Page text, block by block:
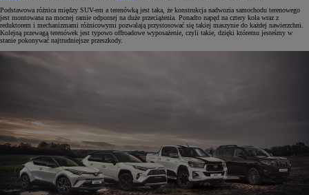
Podstawowa różnica między SUV-em a terenówką jest taka, że konstrukcja nadwozia samochodu terenowego
jest montowana na mocnej ramie odpornej na duże przeciążenia. Ponadto napęd na cztery koła wraz z
reduktorem i mechanizmami różnicowymi pozwalają przystosować się takiej maszynie do każdej nawierzchni.
Kolejną przewagą terenówek jest typowo offroadowe wyposażenie, czyli takie, dzięki któremu jesteśmy w
stanie pokonywać najtrudniejsze przeszkody.